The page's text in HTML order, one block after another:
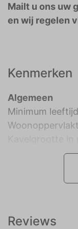
Mailt u ons uw
en wij regelen
Kenmerken
Algemeen
Minimum
Reviews